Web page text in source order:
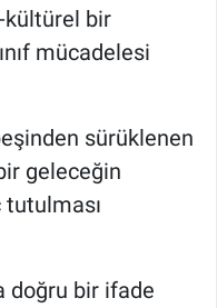
kültürel bir
mücadelesi
sürüklenen
geleceğin
doğru bir ifade